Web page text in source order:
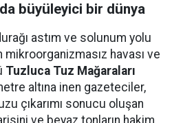
büyüleyici bir dünya
astım ve solunum yolu
mikroorganizmasız havası ve
Tuzluca Tuz Mağaraları
altına inen gazeteciler,
çıkarımı sonucu oluşan